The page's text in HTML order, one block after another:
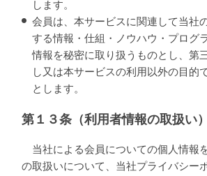
します。
会員は、本サービスに関連して当社
する情報・仕組・ノウハウ・プログ
情報を秘密に取り扱うものとし、第
し又は本サービスの利用以外の目的
とします。
第１３条（利用者情報の取扱い）
当社による会員についての個人情報
の取扱いについて、当社プライバシー